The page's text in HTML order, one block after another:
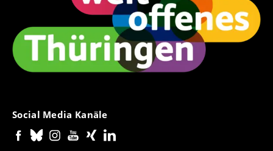
Social Media Kanäle